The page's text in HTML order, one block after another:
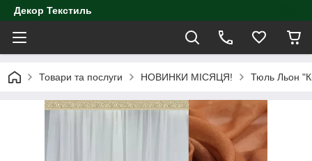
Декор Текстиль
Товари та послуги НОВИНКИ МІСЯЦЯ! Тюль Льон